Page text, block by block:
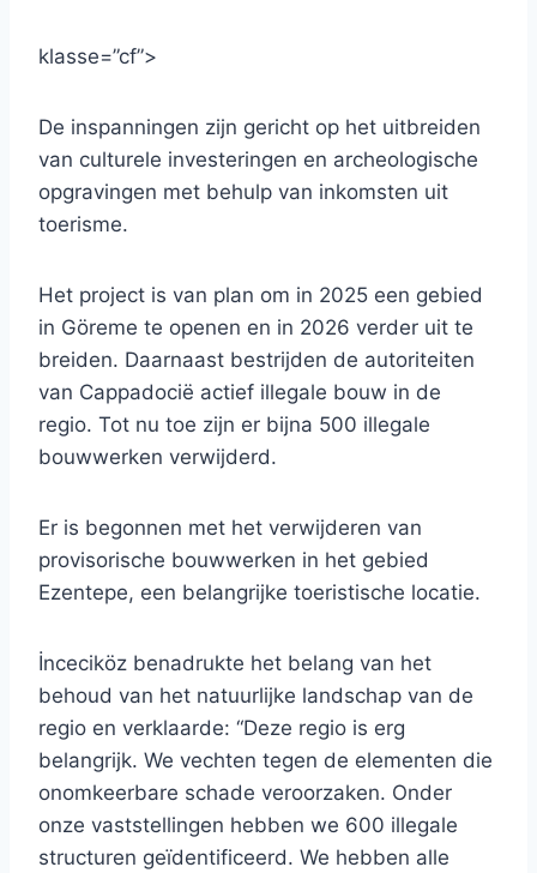
klasse=”cf”>
De inspanningen zijn gericht op het uitbreiden
van culturele investeringen en archeologische
opgravingen met behulp van inkomsten uit
toerisme.
Het project is van plan om in 2025 een gebied
in Göreme te openen en in 2026 verder uit te
breiden. Daarnaast bestrijden de autoriteiten
van Cappadocië actief illegale bouw in de
regio. Tot nu toe zijn er bijna 500 illegale
bouwwerken verwijderd.
Er is begonnen met het verwijderen van
provisorische bouwwerken in het gebied
Ezentepe, een belangrijke toeristische locatie.
İnceciköz benadrukte het belang van het
behoud van het natuurlijke landschap van de
regio en verklaarde: “Deze regio is erg
belangrijk. We vechten tegen de elementen die
onomkeerbare schade veroorzaken. Onder
onze vaststellingen hebben we 600 illegale
structuren geïdentificeerd. We hebben alle